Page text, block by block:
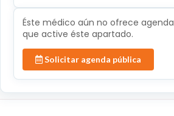
Éste médico aún no ofrece
que active éste apartado.
Solicitar agenda pública